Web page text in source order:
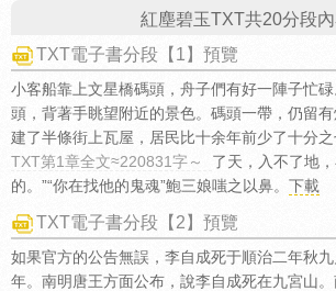
紅塵碧玉TXT共20分段
TXT電子書分段【1】預覽
小客船靠上文星橋碼頭，舟子們有好一陣子忙
頭，背著手眺望附近的景色。碼頭一帶，仍留
建了半條街上瓦屋，居民比十余年前少了十分
TXT第1章全文≈220831字～
了天，入不了地
的。”“你在找他的鬼魂”鮑三娘嗤之以鼻。 下載
TXT電子書分段【2】預覽
如果官方的公告無誤，李自成死于順治二年秋
年。南明唐王方面公布，說李自成死在九宮山。